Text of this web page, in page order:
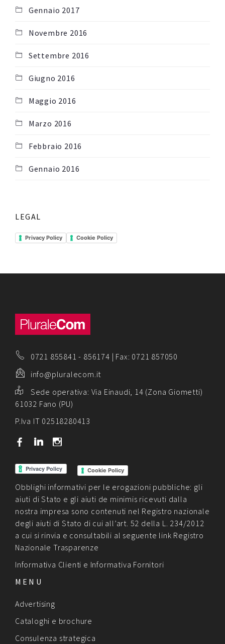
Gennaio 2017
Novembre 2016
Settembre 2016
Giugno 2016
Maggio 2016
Marzo 2016
Febbraio 2016
Gennaio 2016
LEGAL
Privacy Policy Cookie Policy
0721 855841 - 856174 | Fax: 0721 857050
info@pluralecom.it
Sede operativa: Via Einaudi, 14 (Zona Giometti)
61032 Fano (PU)
P.Iva IT 02518280413
b j x
Cookie Policy
Obblighi informativi per le erogazioni pubbliche: gli
aiuti di Stato e gli aiuti de minimis ricevuti dalla
nostra impresa sono contenuti nel Registro nazionale
degli aiuti di Stato di cui all’art. 52 della L. 234/2012
a cui si rinvia e consultabili al seguente link Registro
Nazionale Trasparenze
Informativa Clienti e Informativa Fornitori
MENU
Advertising
Cataloghi e brochure
Consulenza strategica